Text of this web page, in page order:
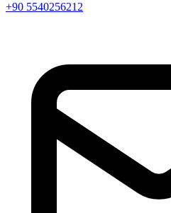
+90 5540256212